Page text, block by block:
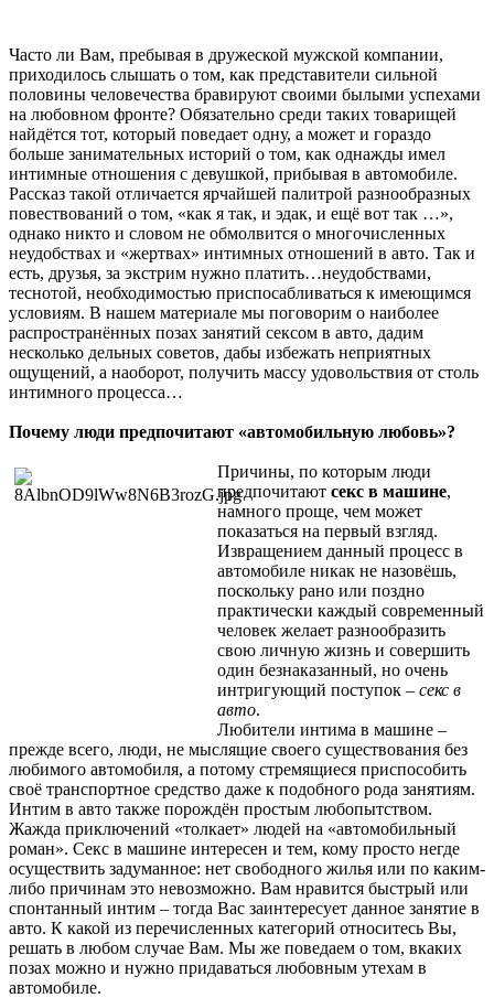
Часто ли Вам, пребывая в дружеской мужской компании,
приходилось слышать о том, как представители сильной
половины человечества бравируют своими былыми успехами
на любовном фронте? Обязательно среди таких товарищей
найдётся тот, который поведает одну, а может и гораздо
больше занимательных историй о том, как однажды имел
интимные отношения с девушкой, прибывая в автомобиле.
Рассказ такой отличается ярчайшей палитрой разнообразных
повествований о том, «как я так, и эдак, и ещё вот так …»,
однако никто и словом не обмолвится о многочисленных
неудобствах и «жертвах» интимных отношений в авто. Так и
есть, друзья, за экстрим нужно платить…неудобствами,
теснотой, необходимостью приспосабливаться к имеющимся
условиям. В нашем материале мы поговорим о наиболее
распространённых позах занятий сексом в авто, дадим
несколько дельных советов, дабы избежать неприятных
ощущений, а наоборот, получить массу удовольствия от столь
интимного процесса…
Почему люди предпочитают «автомобильную любовь»?
Причины, по которым люди
предпочитают секс в машине,
намного проще, чем может
показаться на первый взгляд.
Извращением данный процесс в
автомобиле никак не назовёшь,
поскольку рано или поздно
практически каждый современный
человек желает разнообразить
свою личную жизнь и совершить
один безнаказанный, но очень
интригующий поступок – секс в
авто.
Любители интима в машине –
прежде всего, люди, не мыслящие своего существования без
любимого автомобиля, а потому стремящиеся приспособить
своё транспортное средство даже к подобного рода занятиям.
Интим в авто также порождён простым любопытством.
Жажда приключений «толкает» людей на «автомобильный
роман». Секс в машине интересен и тем, кому просто негде
осуществить задуманное: нет свободного жилья или по каким-
либо причинам это невозможно. Вам нравится быстрый или
спонтанный интим – тогда Вас заинтересует данное занятие в
авто. К какой из перечисленных категорий относитесь Вы,
решать в любом случае Вам. Мы же поведаем о том, вкаких
позах можно и нужно придаваться любовным утехам в
автомобиле.